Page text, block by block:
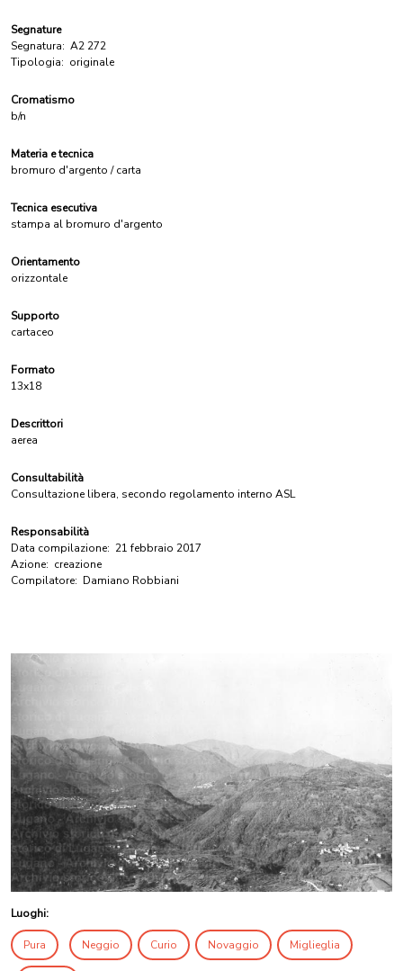
Segnature
Segnatura: A2 272
Tipologia: originale
Cromatismo
b/n
Materia e tecnica
bromuro d'argento / carta
Tecnica esecutiva
stampa al bromuro d'argento
Orientamento
orizzontale
Supporto
cartaceo
Formato
13x18
Descrittori
aerea
Consultabilità
Consultazione libera, secondo regolamento interno ASL
Responsabilità
Data compilazione: 21 febbraio 2017
Azione: creazione
Compilatore: Damiano Robbiani
Luoghi:
Pura Neggio Curio Novaggio Miglieglia